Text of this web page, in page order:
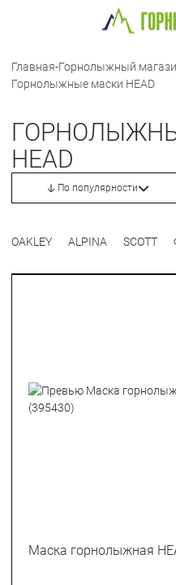
Главная-Горнолыжный
Горнолыжные маски HEAD
HEAD
По популярности
OAKLEY ALPINA SCOTT
Маска горнолыжная